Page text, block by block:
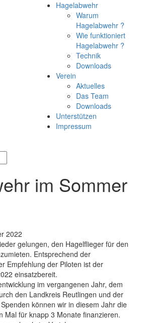
Hagelabwehr
Warum
Hagelabwehr ?
Wie funktioniert
Hagelabwehr ?
Technik
Downloads
Verein
Aktuelles
Das Team
Downloads
Unterstützen
Impressum
im Sommer
2022
gelungen, den Hagelflieger für den
Entsprechend der
Empfehlung der Piloten ist der
einsatzbereit.
im vergangenen Jahr, dem
den Landkreis Reutlingen und der
können wir in diesem Jahr die
Mal für knapp 3 Monate finanzieren.